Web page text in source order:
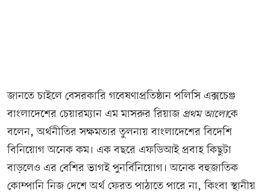
জানতে চাইলে বেসরকারি গবেষণাপ্রতিষ্ঠান পলিসি এক্সচেঞ্জ
বাংলাদেশের চেয়ারম্যান এম মাসরুর রিয়াজ প্রথম আলোকে
বলেন, অর্থনীতির সক্ষমতার তুলনায় বাংলাদেশের বিদেশি
বিনিয়োগ অনেক কম। এক বছরে এফডিআই প্রবাহ কিছুটা
বাড়লেও এর বেশির ভাগই পুনর্বিনিয়োগ। অনেক বহুজাতিক
কোম্পানি নিজ দেশে অর্থ ফেরত পাঠাতে পারে না, কিংবা স্থানীয়